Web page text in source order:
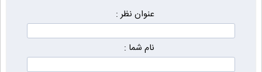
عنوان نظر :
نام شما :